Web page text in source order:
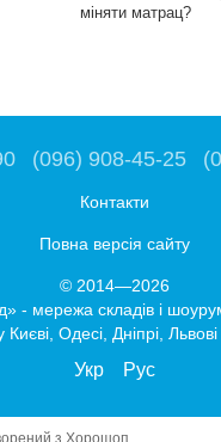
міняти матрац?
(096) 908-45-25
Контакти
Повна версія сайту
© 2014—2026
- мережа складів і
Києві, Одесі, Дніпрі, Львові
Укр Рус